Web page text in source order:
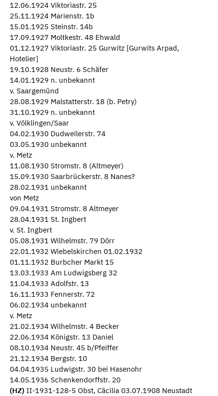
12.06.1924 Viktoriastr. 25
25.11.1924 Marienstr. 1b
15.01.1925 Steinstr. 14b
17.09.1927 Moltkestr. 48 Ehwald
01.12.1927 Viktoriastr. 25 Gurwitz [Gurwits Arpad,
Hotelier]
19.10.1928 Neustr. 6 Schäfer
14.01.1929 n. unbekannt
v. Saargemünd
28.08.1929 Malstatterstr. 18 (b. Petry)
31.10.1929 n. unbekannt
v. Völklingen/Saar
04.02.1930 Dudweilerstr. 74
03.05.1930 unbekannt
v. Metz
11.08.1930 Stromstr. 8 (Altmeyer)
15.09.1930 Saarbrückerstr. 8 Nanes?
28.02.1931 unbekannt
von Metz
09.04.1931 Stromstr. 8 Altmeyer
28.04.1931 St. Ingbert
v. St. Ingbert
05.08.1931 Wilhelmstr. 79 Dörr
22.01.1932 Wiebelskirchen 01.02.1932
01.11.1932 Burbcher Markt 15
13.03.1933 Am Ludwigsberg 32
11.04.1933 Adolfstr. 13
16.11.1933 Fennerstr. 72
06.02.1934 unbekannt
v. Metz
21.02.1934 Wilhelmstr. 4 Becker
22.06.1934 Königstr. 13 Daniel
08.10.1934 Neustr. 45 b/Pfeiffer
21.12.1934 Bergstr. 10
04.04.1935 Ludwigstr. 30 bei Hasenohr
14.05.1936 Schenkendorffstr. 20
(HZ) II-1931-128-5 Obst, Cäcilia 03.07.1908 Neustadt